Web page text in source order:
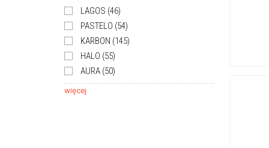
LAGOS (46)
PASTELO (54)
KARBON (145)
HALO (55)
AURA (50)
więcej